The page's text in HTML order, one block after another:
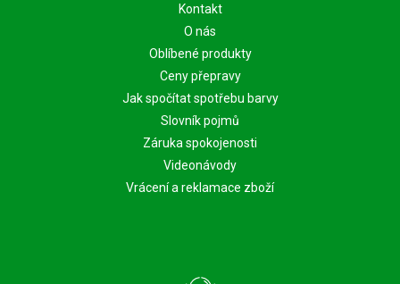
Kontakt
O nás
Oblíbené produkty
Ceny přepravy
Jak spočítat spotřebu barvy
Slovník pojmů
Záruka spokojenosti
Videonávody
Vrácení a reklamace zboží